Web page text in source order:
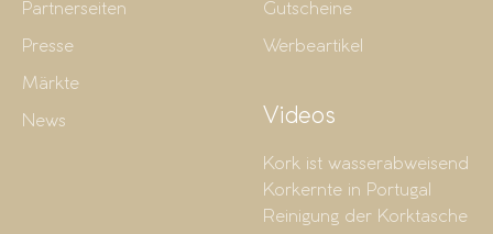
Partnerseiten
Presse
Märkte
News
Gutscheine
Werbeartikel
Videos
Kork ist wasserabweisend
Korkernte in Portugal
Reinigung der Korktasche